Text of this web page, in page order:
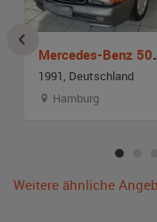
1991, Deutschland
Hamburg
Weitere ähnliche